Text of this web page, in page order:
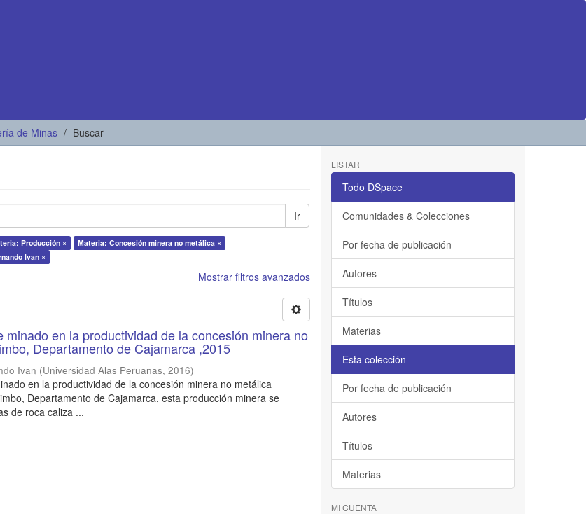
de Minas Buscar
Ir
Producción ×
Materia: Concesión minera no metálica ×
Ivan ×
Mostrar filtros avanzados
minado en la productividad de la concesión minera no
Departamento de Cajamarca ,2015
Ivan (Universidad Alas Peruanas,2016)
en la productividad de la concesión minera no metálica
Departamento de Cajamarca, esta producción minera se
de roca caliza ...
LISTAR
Todo DSpace
Comunidades & Colecciones
Por fecha de publicación
Autores
Títulos
Materias
Esta colección
Por fecha de publicación
Autores
Títulos
Materias
MI CUENTA